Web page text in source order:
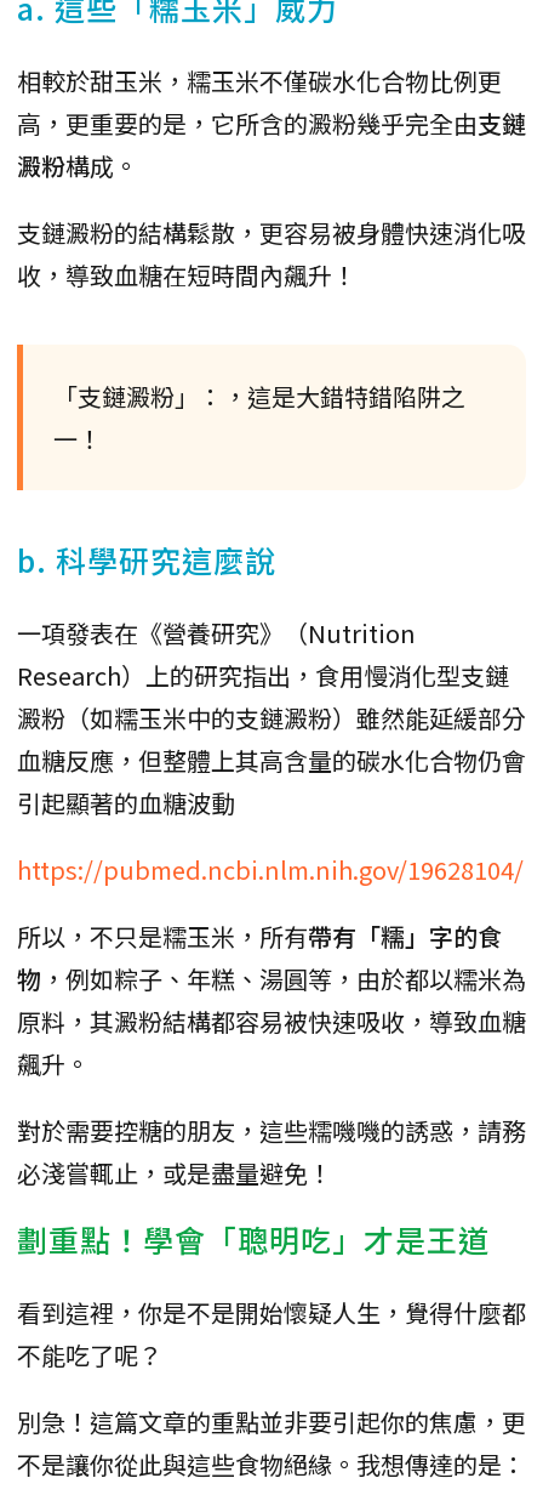
相較於甜玉米，糯玉米不僅碳水化合物比例更
高，更重要的是，它所含的澱粉幾乎完全由支鏈
澱粉構成。
支鏈澱粉的結構鬆散，更容易被身體快速消化吸
收，導致血糖在短時間內飆升！
「支鏈澱粉」：，這是大錯特錯陷阱之
一！
b. 科學研究這麼說
一項發表在《營養研究》（Nutrition
Research）上的研究指出，食用慢消化型支鏈
澱粉（如糯玉米中的支鏈澱粉）雖然能延緩部分
血糖反應，但整體上其高含量的碳水化合物仍會
引起顯著的血糖波動
https://pubmed.ncbi.nlm.nih.gov/19628104/
所以，不只是糯玉米，所有帶有「糯」字的食
物 ，例如粽子、年糕、湯圓等，由於都以糯米為
原料，其澱粉結構都容易被快速吸收，導致血糖
飆升。
對於需要控糖的朋友，這些糯嘰嘰的誘惑，請務
必淺嘗輒止，或是盡量避免！
劃重點！學會「聰明吃」才是王道
看到這裡，你是不是開始懷疑人生，覺得什麼都
不能吃了呢？
別急！這篇文章的重點並非要引起你的焦慮，更
不是讓你從此與這些食物絕緣。我想傳達的是：